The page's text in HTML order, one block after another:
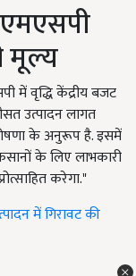
मूल्य
में वृद्धि केंद्रीय बजट
उत्पादन लागत
के अनुरूप है. इसमें
के लिए लाभकारी
करेगा."
में गिरावट की